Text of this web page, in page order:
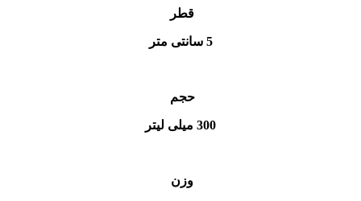
قطر
5 سانتی متر
حجم
300 میلی لیتر
وزن